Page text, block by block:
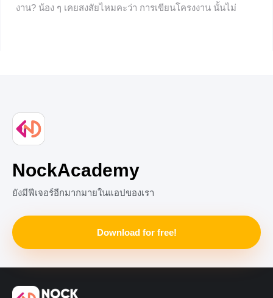
งาน? น้อง ๆ เคยสงสัยไหมคะว่า การเขียนโครงงาน นั้นไม่
โครงงาน ลงมือปฏิบัติ ไปจนถึงประเมินผล ความสำคัญของ
โครงงาน
NockAcademy
ยังมีฟีเจอร์อีกมากมายในแอปของเรา
Download for free!